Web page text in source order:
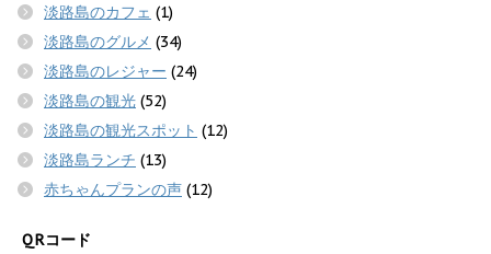
淡路島のカフェ (1)
淡路島のグルメ (34)
淡路島のレジャー (24)
淡路島の観光 (52)
淡路島の観光スポット (12)
淡路島ランチ (13)
赤ちゃんプランの声 (12)
QRコード